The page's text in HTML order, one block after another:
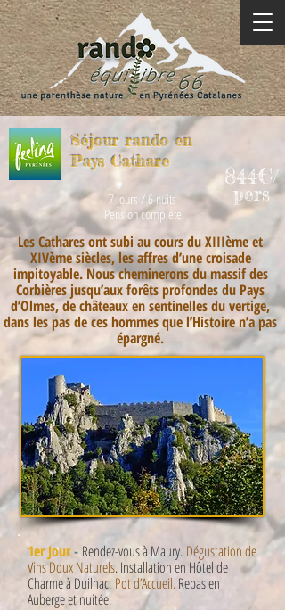
Les Cathares ont subi au cours du XIIIème et
XIVème siècles, les affres d’une croisade
impitoyable. Nous cheminerons du massif des
Corbières jusqu’aux forêts profondes du Pays
d’Olmes, de châteaux en sentinelles du vertige,
dans les pas de ces hommes que l’Histoire n’a pas
épargné.
Séjour rando en
Pays Cathare
1er Jour- Rendez-vous à Maury. Dégustation de
Vins Doux Naturels. Installation en Hôtel de
Charme à Duilhac. Pot d’Accueil.Repas en
Auberge et nuitée.
7 jours / 6 nuits
Pension complète
844€/
pers